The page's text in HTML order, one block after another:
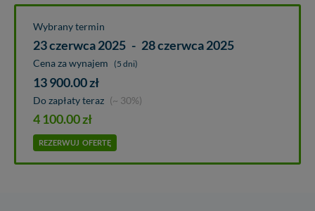
Wybrany termin
23 czerwca 2025 - 28 czerwca 2025
Cena za wynajem (5 dni)
13 900.00zł
Do zapłaty teraz (~ 30%)
4 100.00zł
REZERWUJ OFERTĘ